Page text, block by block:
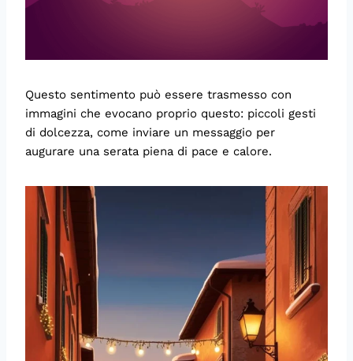
Questo sentimento può essere trasmesso con
immagini che evocano proprio questo: piccoli gesti
di dolcezza, come inviare un messaggio per
augurare una serata piena di pace e calore.